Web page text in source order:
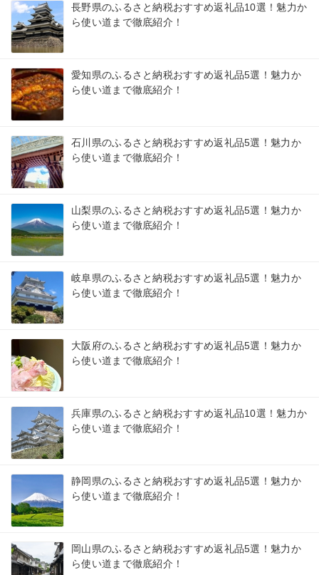
長野県のふるさと納税おすすめ返礼品10選！魅力か
ら使い道まで徹底紹介！
愛知県のふるさと納税おすすめ返礼品5選！魅力か
ら使い道まで徹底紹介！
石川県のふるさと納税おすすめ返礼品5選！魅力か
ら使い道まで徹底紹介！
山梨県のふるさと納税おすすめ返礼品5選！魅力か
ら使い道まで徹底紹介！
岐阜県のふるさと納税おすすめ返礼品5選！魅力か
ら使い道まで徹底紹介！
大阪府のふるさと納税おすすめ返礼品5選！魅力か
ら使い道まで徹底紹介！
兵庫県のふるさと納税おすすめ返礼品10選！魅力か
ら使い道まで徹底紹介！
静岡県のふるさと納税おすすめ返礼品5選！魅力か
ら使い道まで徹底紹介！
岡山県のふるさと納税おすすめ返礼品5選！魅力か
ら使い道まで徹底紹介！